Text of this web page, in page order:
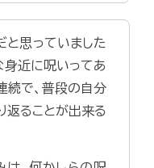
と思っていました
身近に呪いってあ
続で、普段の自分
返ることが出来る